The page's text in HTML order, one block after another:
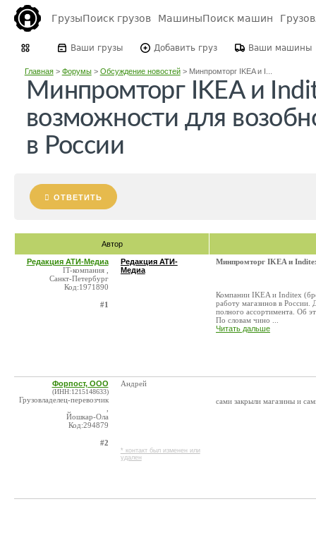
ГрузыПоиск грузов МашиныПоиск машин
Ваши грузы Добавить груз Ваши машины
Главная> Форумы> Обсуждение новостей> Минпромторг IKEA и I...
Минпромторг IKEA и
возможности для
в России
ОТВЕТИТЬ
Автор
Редакция АТИ-Медиа
IT-компания ,
Санкт-Петербург
Код:1971890
#1
Редакция АТИ-
Медиа
Минпромторг IKEA и
Компании IKEA и Inditex
работу магазинов в России.
полного ассортимента. Об
По словам чино ...
Читать дальше
Форпост, ООО
(ИНН:1215148633)
Грузовладелец-перевозчик
Йошкар-Ола
Код:294879
#2
Андрей
* контакт был изменен или
удален
сами закрыли магазины и